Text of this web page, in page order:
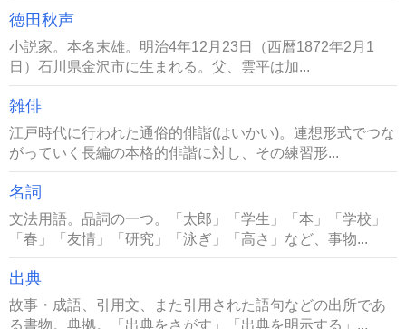
徳田秋声
小説家。本名末雄。明治4年12月23日（西暦1872年2月1
日）石川県金沢市に生まれる。父、雲平は加...
雑俳
江戸時代に行われた通俗的俳諧(はいかい)。連想形式でつな
がっていく長編の本格的俳諧に対し、その練習形...
名詞
文法用語。品詞の一つ。「太郎」「学生」「本」「学校」
「春」「友情」「研究」「泳ぎ」「高さ」など、事物...
出典
故事・成語、引用文、また引用された語句などの出所であ
る書物。典拠。「出典をさがす」「出典を明示する」...